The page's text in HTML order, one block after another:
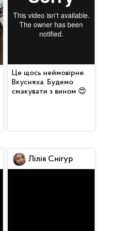
Це щось неймовірне.
Вкусняха. Будемо
смакувати з вином 😍
Лілія Снігур